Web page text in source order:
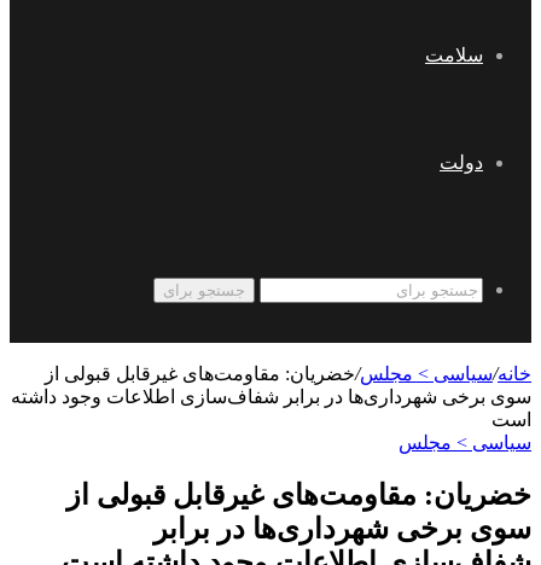
سلامت
دولت
جستجو برای
خانه/سیاسی > مجلس/خضریان: مقاومت‌های غیرقابل قبولی از
سوی برخی شهرداری‌ها در برابر شفاف‌سازی اطلاعات وجود داشته
است
سیاسی > مجلس
خضریان: مقاومت‌های غیرقابل قبولی از
سوی برخی شهرداری‌ها در برابر